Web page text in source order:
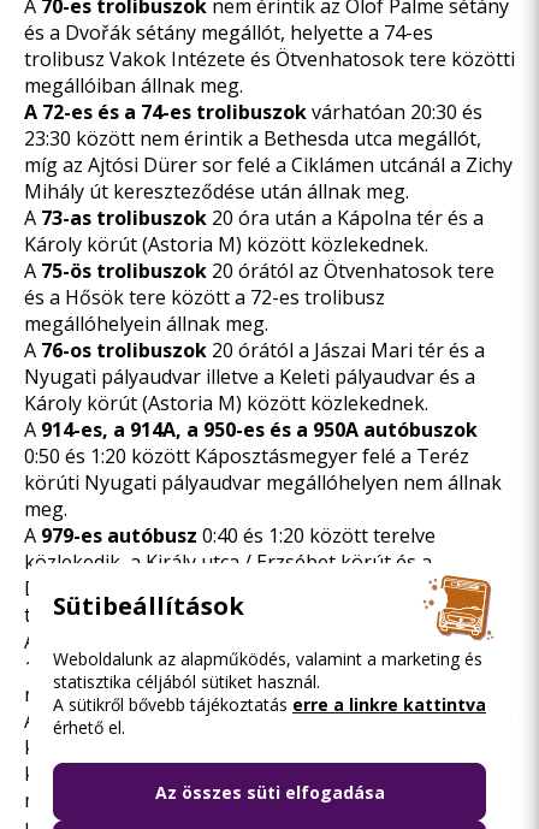
A 70-es trolibuszok nem érintik az Olof Palme sétány
és a Dvořák sétány megállót, helyette a 74-es
trolibusz Vakok Intézete és Ötvenhatosok tere közötti
megállóiban állnak meg.
A 72-es és a 74-es trolibuszokvárhatóan 20:30 és
23:30 között nem érintik a Bethesda utca megállót,
míg az Ajtósi Dürer sor felé a Ciklámen utcánál a Zichy
Mihály út kereszteződése után állnak meg.
A 73-as trolibuszok 20 óra után a Kápolna tér és a
Károly körút (Astoria M) között közlekednek.
A 75-ös trolibuszok 20 órától az Ötvenhatosok tere
és a Hősök tere között a 72-es trolibusz
megállóhelyein állnak meg.
A 76-os trolibuszok 20 órától a Jászai Mari tér és a
Nyugati pályaudvar illetve a Keleti pályaudvar és a
Károly körút (Astoria M) között közlekednek.
A 914-es, a 914A, a 950-es és a 950A autóbuszok
0:50 és 1:20 között Káposztásmegyer felé a Teréz
körúti Nyugati pályaudvar megállóhelyen nem állnak
meg.
A 979-es autóbusz 0:40 és 1:20 között terelve
közlekedik, a Király utca / Erzsébet körút és a
Damjanich utca / Dózsa György út között a 70-es
trolibusz megállóiban áll meg.
A
0:50 és
1:25 között Buda felé a Jászai Mari tér megállóhelyen
nem állnak meg.
A
934-es, a 979-es és a 979A autóbuszok1:20 és 1:50
között a Deák Ferenc tér felé módosított útvonalon
közlekednek, a Zsil utca és a Fővám tér
megállóhelyeket nem érintik, helyette a Lónyay
Sütibeállítások
Weboldalunk az alapműködés, valamint a marketing és
statisztika céljából sütiket használ.
A sütikről bővebb tájékoztatás erre a linkre kattintva
érhető el.
Az összes süti elfogadása